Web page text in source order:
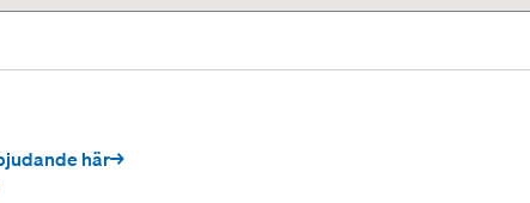
här→